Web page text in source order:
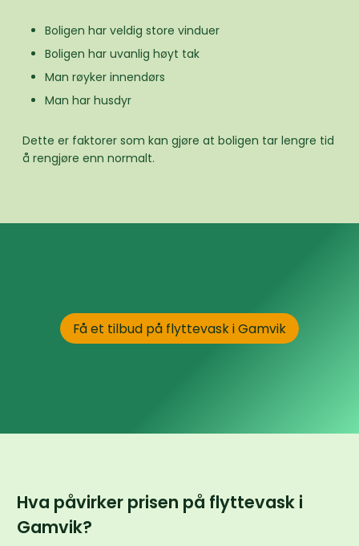
Boligen har veldig store vinduer
Boligen har uvanlig høyt tak
Man røyker innendørs
Man har husdyr
Dette er faktorer som kan gjøre at boligen tar lengre tid
å rengjøre enn normalt.
Få et tilbud på flyttevask i Gamvik
Hva påvirker prisen på flyttevask i
Gamvik?